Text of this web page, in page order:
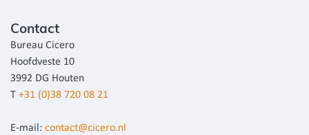
Contact
Bureau Cicero
Hoofdveste 10
3992 DG Houten
T +31 (0)38 720 08 21
E-mail: contact@cicero.nl